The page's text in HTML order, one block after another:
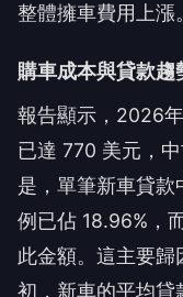
整體擁車費用上漲。
購車成本與貸款趨
報告顯示，2026
已達 770 美元，
是，單筆新車貸
例已佔 18.96%，
此金額。這主要
初，新車的平均